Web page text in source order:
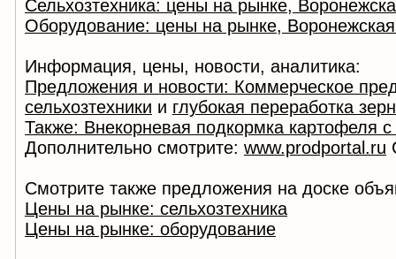
Сельхозтехника: цены на рынке,
Оборудование: цены на рынке,
Информация, цены, новости, аналитика:
Предложения и новости: Коммерческое
сельхозтехники и глубокая переработка
Также: Внекорневая подкормка картофеля
Дополнительно смотрите: www.prodportal.ru
Смотрите также предложения на доске
Цены на рынке: сельхозтехника
Цены на рынке: оборудование